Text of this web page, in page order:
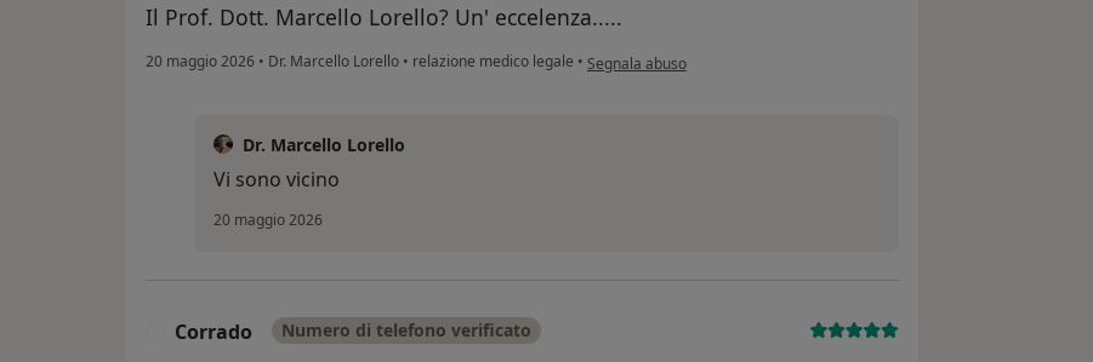
Il Prof. Dott. Marcello Lorello? Un' eccelenza.....
20 maggio 2026 • Dr. Marcello Lorello • relazione medico legale • secondo l'opinione dell'utente Antonio Visone
Segnala abuso
Dr. Marcello Lorello
Vi sono vicino
20 maggio 2026
Corrado Numero di telefono verificato